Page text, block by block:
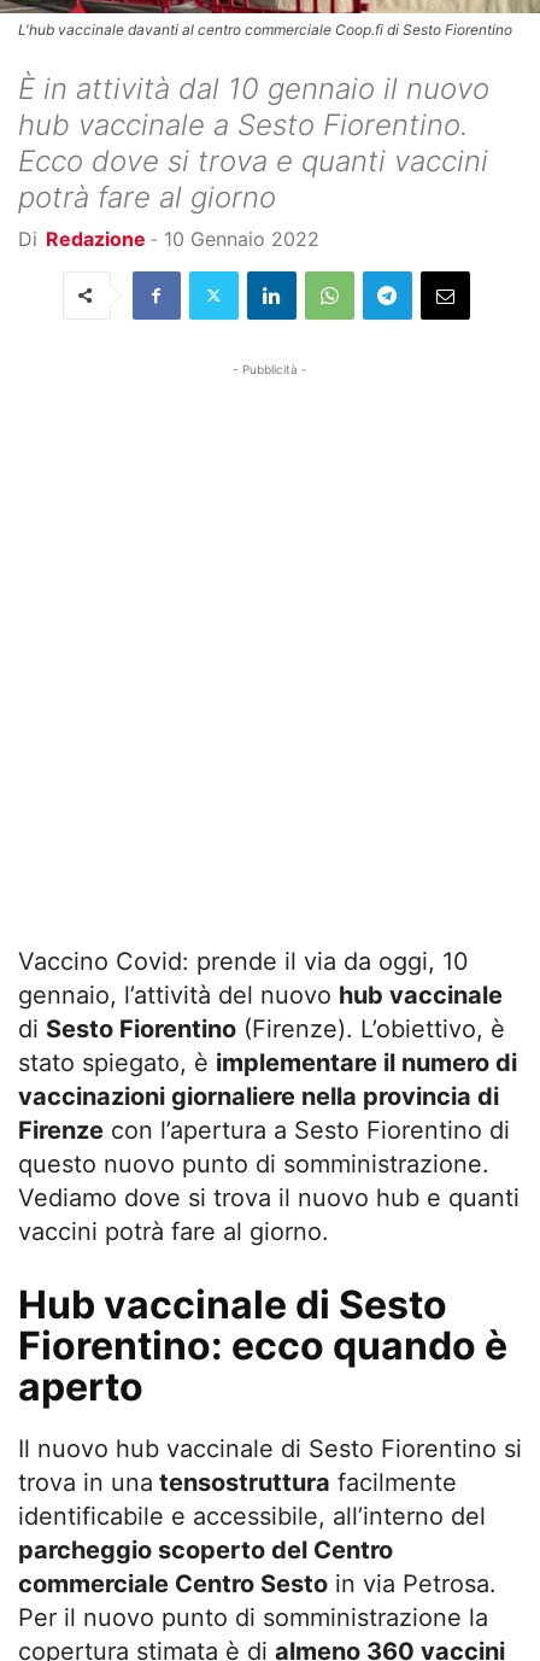
L'hub vaccinale davanti al centro commerciale Coop.fi di Sesto Fiorentino
È in attività dal 10 gennaio il nuovo
hub vaccinale a Sesto Fiorentino.
Ecco dove si trova e quanti vaccini
potrà fare al giorno
Di Redazione - 10 Gennaio 2022
- Pubblicità -
Vaccino Covid: prende il via da oggi, 10
gennaio, l’attività del nuovo hub vaccinale
di Sesto Fiorentino (Firenze). L’obiettivo, è
stato spiegato, è implementare il numero di
vaccinazioni giornaliere nella provincia di
Firenze con l’apertura a Sesto Fiorentino di
questo nuovo punto di somministrazione.
Vediamo dove si trova il nuovo hub e quanti
vaccini potrà fare al giorno.
Hub vaccinale di Sesto
Fiorentino: ecco quando è
aperto
Il nuovo hub vaccinale di Sesto Fiorentino si
trova in una tensostruttura facilmente
identificabile e accessibile, all’interno del
parcheggio scoperto del Centro
commerciale Centro Sesto in via Petrosa.
Per il nuovo punto di somministrazione la
copertura stimata è di almeno 360 vaccini